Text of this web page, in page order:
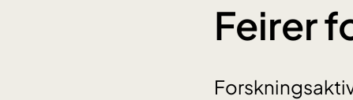
Feirer